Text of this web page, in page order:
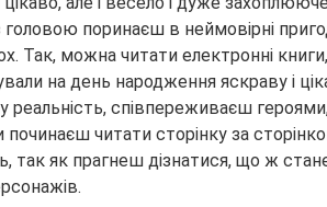
головою поринаєш в неймовірні
Так, можна читати електронні
на день народження яскраву і
реальність, співпереживаєш героями,
читати сторінку за
так як прагнеш дізнатися, що ж